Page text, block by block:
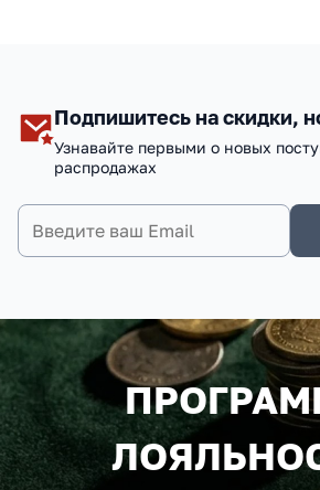
Подпишитесь на скидки,
Узнавайте первыми о новых
распродажах